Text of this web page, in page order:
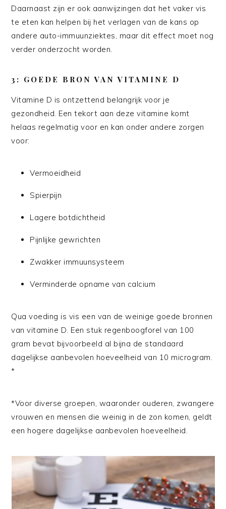
Daarnaast zijn er ook aanwijzingen dat het vaker vis
te eten kan helpen bij het verlagen van de kans op
andere auto-immuunziektes, maar dit effect moet nog
verder onderzocht worden.
3: GOEDE BRON VAN VITAMINE D
Vitamine D is ontzettend belangrijk voor je
gezondheid. Een tekort aan deze vitamine komt
helaas regelmatig voor en kan onder andere zorgen
voor:
Vermoeidheid
Spierpijn
Lagere botdichtheid
Pijnlijke gewrichten
Zwakker immuunsysteem
Verminderde opname van calcium
Qua voeding is vis een van de weinige goede bronnen
van vitamine D. Een stuk regenboogforel van 100
gram bevat bijvoorbeeld al bijna de standaard
dagelijkse aanbevolen hoeveelheid van 10 microgram.
*
*Voor diverse groepen, waaronder ouderen, zwangere
vrouwen en mensen die weinig in de zon komen, geldt
een hogere dagelijkse aanbevolen hoeveelheid.